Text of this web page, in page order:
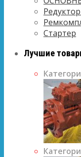
Стартер
Лучшие